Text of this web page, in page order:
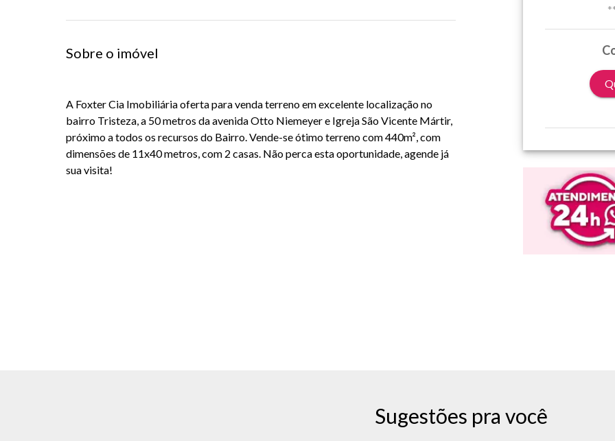
Sobre o imóvel
A Foxter Cia Imobiliária oferta para venda terreno em excelente localização no
bairro Tristeza, a 50 metros da avenida Otto Niemeyer e Igreja São Vicente Mártir,
próximo a todos os recursos do Bairro. Vende-se ótimo terreno com 440m², com
dimensões de 11x40 metros, com 2 casas. Não perca esta oportunidade, agende já
sua visita!
Sugestões pra você